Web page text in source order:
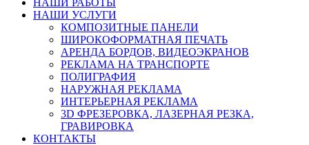
НАШИ РАБОТЫ
НАШИ УСЛУГИ
КОМПОЗИТНЫЕ ПАНЕЛИ
ШИРОКОФОРМАТНАЯ ПЕЧАТЬ
АРЕНДА БОРДОВ, ВИДЕОЭКРАНОВ
РЕКЛАМА НА ТРАНСПОРТЕ
ПОЛИГРАФИЯ
НАРУЖНАЯ РЕКЛАМА
ИНТЕРЬЕРНАЯ РЕКЛАМА
3D ФРЕЗЕРОВКА, ЛАЗЕРНАЯ РЕЗКА,
ГРАВИРОВКА
КОНТАКТЫ